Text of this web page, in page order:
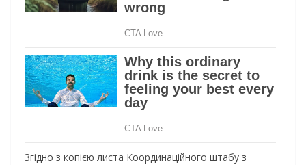
Згідно з копією листа Координаційного штабу з